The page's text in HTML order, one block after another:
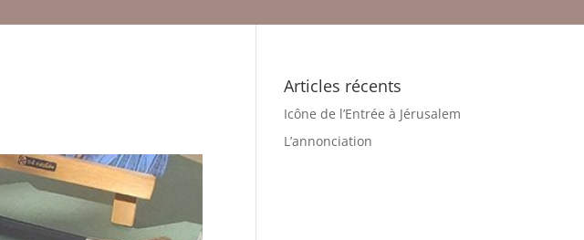
Articles récents
Icône de l’Entrée à Jérusalem
L’annonciation